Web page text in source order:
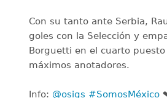
Con su tanto ante Serbia,
goles con la Selección y
Borguetti en el cuarto
máximos anotadores.
Info: @osigs #SomosMéxico